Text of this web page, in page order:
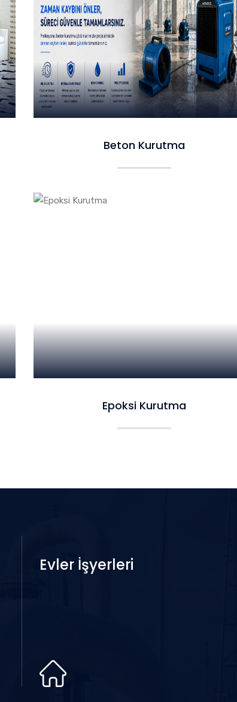
Beton Kurutma
Beton Kurutma
Epoksi Kurutma
Evler İşyerleri